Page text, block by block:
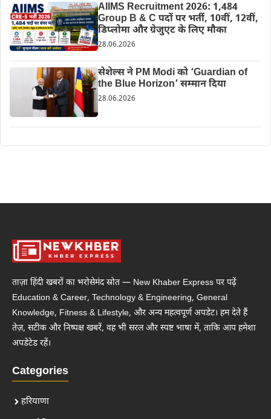
AIIMS Recruitment 2026: 1,484
Group B & C पदों पर भर्ती, 10वीं, 12वीं,
डिप्लोमा और ग्रेजुएट के लिए मौका
28.06.2026
सेशेल्स ने PM Modi को ‘Guardian of
the Blue Horizon’ सम्मान दिया
28.06.2026
ताज़ा हिंदी खबरों का भरोसेमंद स्रोत — New Khaber Express पर पढ़ें
Education & Career, Technology & Engineering, General
Knowledge, Fitness & Lifestyle, और अन्य महत्वपूर्ण अपडेट। हम देते हैं
तेज़, सटीक और निष्पक्ष खबरें, वह भी सरल और स्पष्ट भाषा में, ताकि आप हमेशा
अपडेटेड रहें।
Categories
हरियाणा